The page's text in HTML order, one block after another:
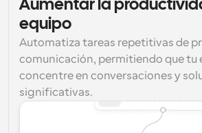
Aumentar la
equipo
Automatiza tareas repetitivas de
comunicación, permitiendo que tu
concentre en conversaciones y
significativas.